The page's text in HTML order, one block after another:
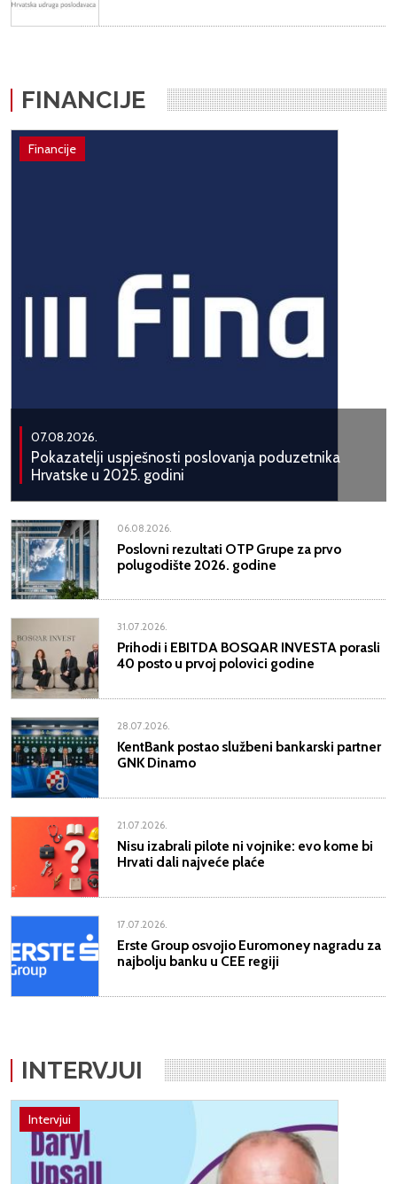
FINANCIJE
Financije
07.08.2026.
Pokazatelji uspješnosti poslovanja poduzetnika
Hrvatske u 2025. godini
06.08.2026.
Poslovni rezultati OTP Grupe za prvo
polugodište 2026. godine
31.07.2026.
Prihodi i EBITDA BOSQAR INVESTA porasli
40 posto u prvoj polovici godine
28.07.2026.
KentBank postao službeni bankarski partner
GNK Dinamo
21.07.2026.
Nisu izabrali pilote ni vojnike: evo kome bi
Hrvati dali najveće plaće
17.07.2026.
Erste Group osvojio Euromoney nagradu za
najbolju banku u CEE regiji
INTERVJUI
Intervjui